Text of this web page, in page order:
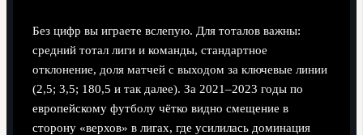
Без цифр вы играете вслепую. Для тоталов важны:
средний тотал лиги и команды, стандартное
отклонение, доля матчей с выходом за ключевые линии
(2,5; 3,5; 180,5 и так далее). За 2021–2023 годы по
европейскому футболу чётко видно смещение в
сторону «верхов» в лигах, где усилилась доминация